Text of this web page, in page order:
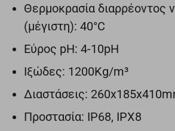
Θερμοκρασία διαρρέοντος
(μέγιστη): 40°C
Εύρος pH: 4-10pH
Ιξώδες: 1200Kg/m³
Διαστάσεις:
Προστασία: IP68, IPX8